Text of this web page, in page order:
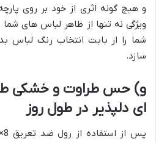
و هیچ گونه اثری از خود بر روی
ویژگی نه تنها از ظاهر لباس های
شما را از بابت انتخاب رنگ لباس
سازد.
و) حس طراوت و خشکی
ای دلپذیر در طول روز